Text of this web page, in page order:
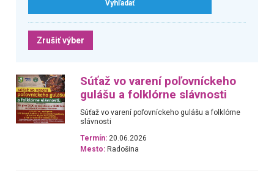
Zrušiť výber
Súťaž vo varení poľovníckeho
gulášu a folklórne slávnosti
Súťaž vo varení poľovníckeho gulášu a folklórne
slávnosti
Termín: 20.06.2026
Mesto: Radošina